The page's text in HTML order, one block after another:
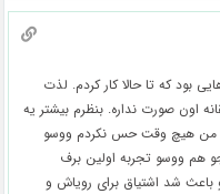
بود که تا حالا کار کردم. لذت
اون صورت نداره. بنظرم بیشتر یه
من هیچ وقت حس نکردم ووسو
هم ووسو تجربه اولین برف
باعث شد اشتیاق برای رویاش و